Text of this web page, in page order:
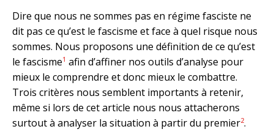
Dire que nous ne sommes pas en régime fasciste ne
dit pas ce qu’est le fascisme et face à quel risque nous
sommes. Nous proposons une définition de ce qu’est
le fascisme1 afin d’affiner nos outils d’analyse pour
mieux le comprendre et donc mieux le combattre.
Trois critères nous semblent importants à retenir,
même si lors de cet article nous nous attacherons
surtout à analyser la situation à partir du premier2.